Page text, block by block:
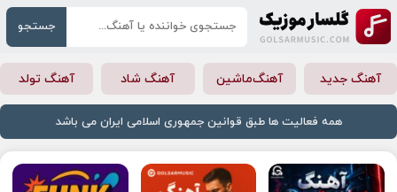
جستجو
آهنگ جدید آهنگ‌ماشین آهنگ شاد آهنگ تولد
همه فعالیت ها طبق قوانین جمهوری اسلامی ایران می باشد